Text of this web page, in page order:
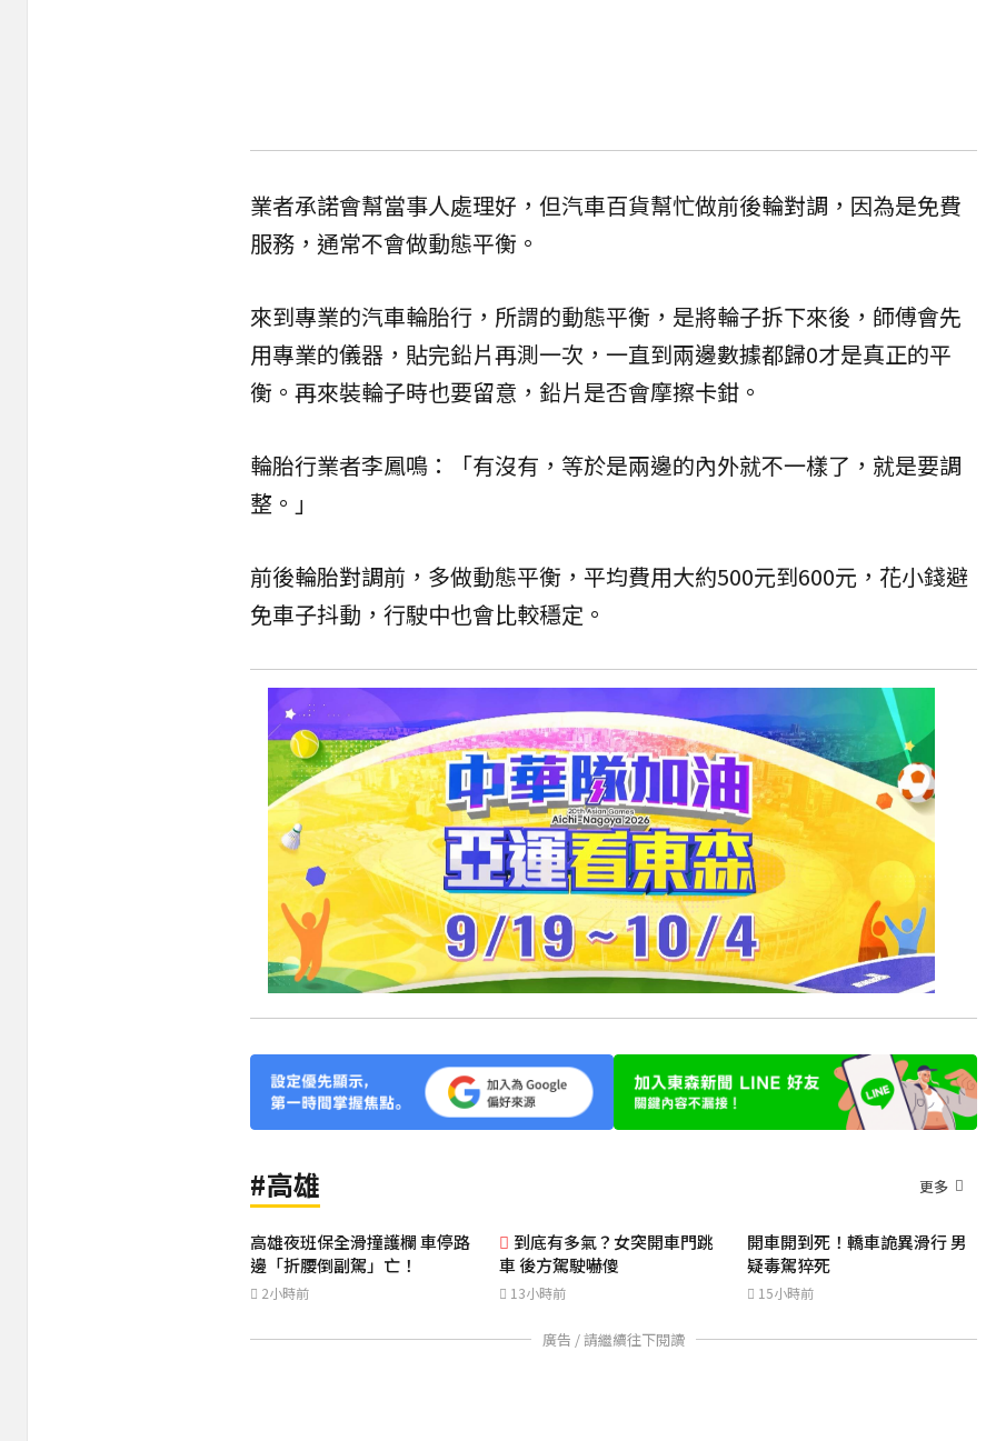
業者承諾會幫當事人處理好，但汽車百貨幫忙做前後輪對調，因為是免費
服務，通常不會做動態平衡。
來到專業的汽車輪胎行，所謂的動態平衡，是將輪子拆下來後，師傅會先
用專業的儀器，貼完鉛片再測一次，一直到兩邊數據都歸0才是真正的平
衡。再來裝輪子時也要留意，鉛片是否會摩擦卡鉗。
輪胎行業者李鳳鳴：「有沒有，等於是兩邊的內外就不一樣了，就是要調
整。」
前後輪胎對調前，多做動態平衡，平均費用大約500元到600元，花小錢避
免車子抖動，行駛中也會比較穩定。
#高雄 更多
高雄夜班保全滑撞護欄 車停路
邊「折腰倒副駕」亡！
2小時前
到底有多氣？女突開車門跳
車 後方駕駛嚇傻
13小時前
開車開到死！轎車詭異滑行 男
疑毒駕猝死
15小時前
廣告 / 請繼續往下閱讀